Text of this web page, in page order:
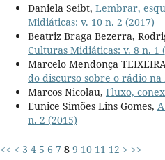
Daniela Seibt, Lembrar,
Midiáticas: v. 10 n. 2 (2017)
Beatriz Braga Bezerra,
Culturas Midiáticas: v. 8 n. 1
Marcelo Mendonça
do discurso sobre o rádio
Marcos Nicolau, Fluxo,
Eunice Simões Lins Gomes,
n. 2 (2015)
<< < 3 4 5 6 7 8 9 10 11 12 > >>